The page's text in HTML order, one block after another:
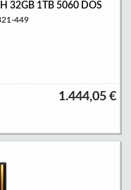
32GB 1TB 5060 DOS
449
1.444,05 €